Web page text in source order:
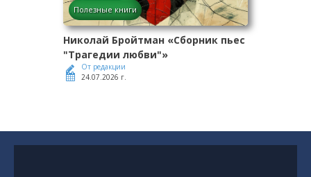
Полезные книги
Николай Бройтман «Сборник пьес
"Трагедии любви"»
От редакции
24.07.2026 г.